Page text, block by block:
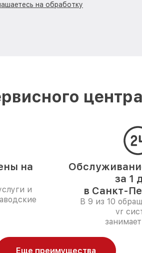
на обработку
на
и
за 1
в Санкт-
В 9 из 10
vr
Еще преимущества